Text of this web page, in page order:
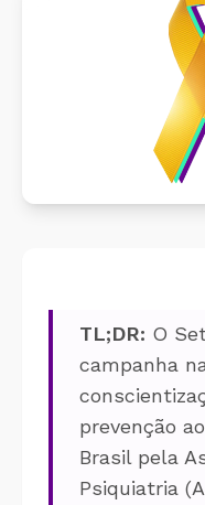
forma
TL;DR: O
campanha
prevenção
Brasil pela
Psiquiatria